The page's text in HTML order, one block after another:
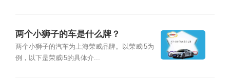
两个小狮子的车是什么牌？
两个小狮子的汽车为上海荣威品牌。以荣威i5为
例，以下是荣威i5的具体介...